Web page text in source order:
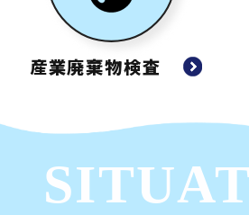
産業廃棄物検査